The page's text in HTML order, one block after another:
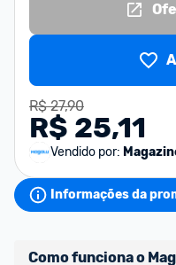
R$ 27,90
R$ 25,11
Vendido por:
Informações da
Como funciona o